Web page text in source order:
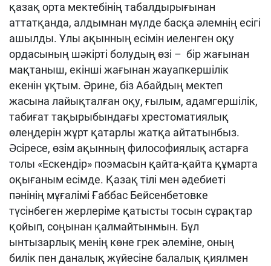
қазақ орта мектебінің табалдырығынан
аттатқанда, алдымнан мүлде басқа әлемнің есігі
ашылды. Ұлы ақынның есімін иеленген оқу
ордасының шәкірті болудың өзі – бір жағынан
мақтаныш, екінші жағынан жауапкершілік
екенін ұқтым. Әрине, біз Абайдың мектеп
жасына лайықталған оқу, ғылым, адамгершілік,
табиғат тақырыбындағы хрестоматиялық
өлеңдерін жұрт қатарлы жатқа айтатынбыз.
Әсіресе, өзім ақынның философиялық астарға
толы «Ескендір» поэмасын қайта-қайта құмарта
оқығаным есімде. Қазақ тілі мен әдебиеті
пәнінің мұғалімі Ғаббас Бейсенбетовке
түсінбеген жерлеріме қатысты тосын сұрақтар
қойып, соңынан қалмайтынмын. Бұл
ынтызарлық менің көне грек әлеміне, оның
билік пен даналық жүйесіне балалық қиялмен